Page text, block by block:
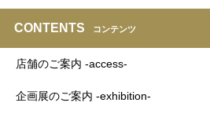
CONTENTS コンテンツ
店舗のご案内 -access-
企画展のご案内 -exhibition-